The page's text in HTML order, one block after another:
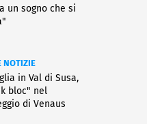
un sogno che si
NOTIZIE
in Val di Susa,
bloc" nel
di Venaus